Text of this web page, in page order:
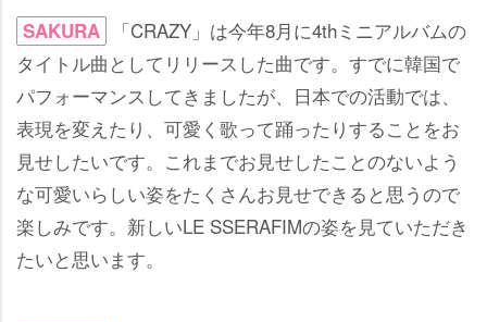
SAKURA
「CRAZY」は今年8月に4thミニアルバムの
タイトル曲としてリリースした曲です。すでに韓国で
パフォーマンスしてきましたが、日本での活動では、
表現を変えたり、可愛く歌って踊ったりすることをお
見せしたいです。これまでお見せしたことのないよう
な可愛いらしい姿をたくさんお見せできると思うので
楽しみです。新しいLE SSERAFIMの姿を見ていただき
たいと思います。